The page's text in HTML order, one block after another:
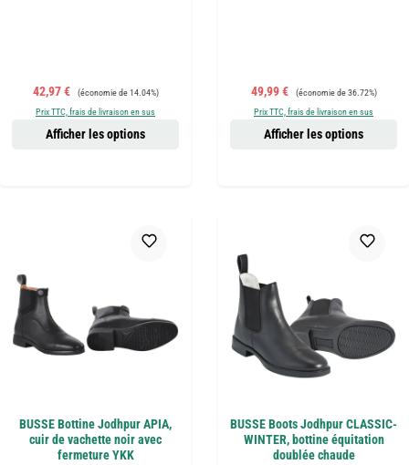
Prix de vente :
42,97 € Prix régulier :
(économie de 14.04%)
Prix TTC, frais de livraison en sus
Afficher les options
Prix de vente :
49,99 € Prix régulier :
(économie de 36.72%)
Prix TTC, frais de livraison en sus
Afficher les options
BUSSE Bottine Jodhpur APIA,
cuir de vachette noir avec
fermeture YKK
BUSSE Boots Jodhpur CLASSIC-
WINTER, bottine équitation
doublée chaude